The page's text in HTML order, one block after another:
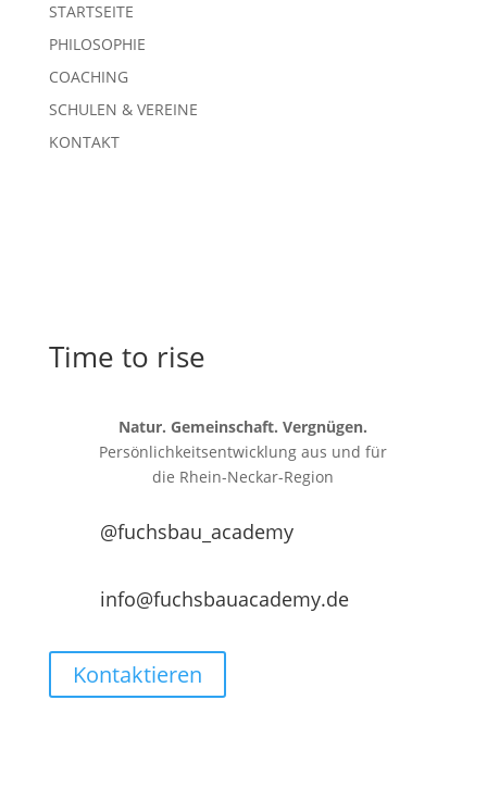
STARTSEITE
PHILOSOPHIE
COACHING
SCHULEN & VEREINE
KONTAKT
Time to rise
Natur. Gemeinschaft. Vergnügen.
Persönlichkeitsentwicklung aus und für
die Rhein-Neckar-Region
@fuchsbau_academy
info@fuchsbauacademy.de
Kontaktieren